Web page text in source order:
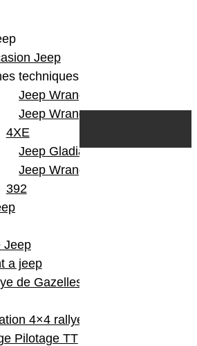
Jeep
techniques
Jeep Wrangler JL
Jeep Wrangler
4XE
Jeep Gladiator
Jeep Wrangler V8
392
Jeep
a jeep
de Gazelles
4×4 rallye
Pilotage TT